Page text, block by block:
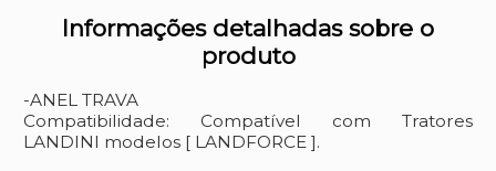
Informações detalhadas sobre o
produto
-ANEL TRAVA
Compatibilidade: Compatível com Tratores
LANDINI modelos [ LANDFORCE ].